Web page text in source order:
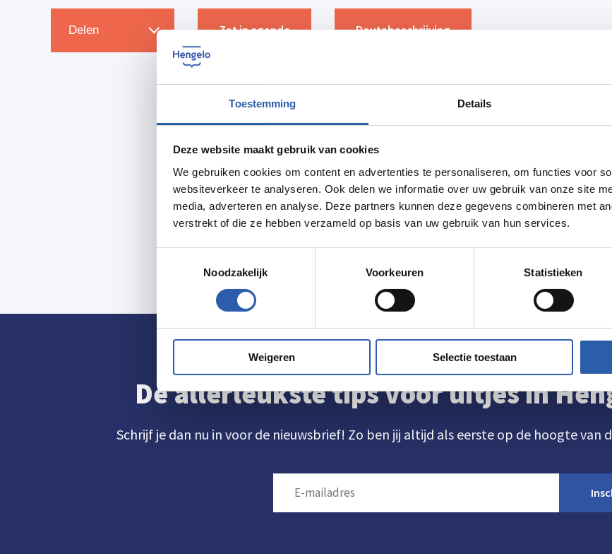
Toestemming Details
Deze website maakt gebruik van cookies
We gebruiken cookies om content en advertenties te personaliseren, om functies voor
websiteverkeer te analyseren. Ook delen we informatie over uw gebruik van onze site
media, adverteren en analyse. Deze partners kunnen deze gegevens combineren met
verstrekt of die ze hebben verzameld op basis van uw gebruik van hun services.
Noodzakelijk
Voorkeuren Statistieken
Weigeren Selectie toestaan
Delen Zet in agenda Routebeschrijving
De allerleukste tips voor uitjes in
Schrijf je dan nu in voor de nieuwsbrief! Zo ben jij altijd als eerste op de hoogte van